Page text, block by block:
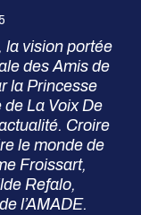
la vision portée
des Amis de
la Princesse
La Voix De
Croire
le monde de
Froissart,
Refalo,
l’AMADE.